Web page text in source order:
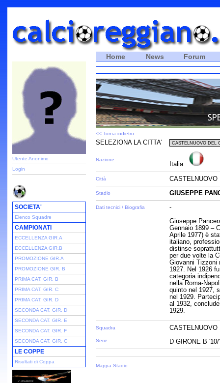
Utente Anonimo
Login
SOCIETA'
Elenco Squadre
CAMPIONATI
ECCELLENZA GIR.A
ECCELLENZA GIR.B
PROMOZIONE GIR.A
PROMOZIONE GIR. B
PRIMA CAT. GIR. B
PRIMA CAT. GIR. C
PRIMA CAT. GIR. D
SECONDA CAT. GIR. D
SECONDA CAT. GIR. E
SECONDA CAT. GIR. F
SECONDA CAT. GIR. C
LE COPPE
Risultati di Coppa
Home News Forum
<< Torna indietro
SELEZIONA LA CITTA'
Nazione
Italia
Città CASTELNUOVO
Stadio GIUSEPPE
Dati tecnici / Biografia
-
Giuseppe
Gennaio 1899 –
Aprile 1977) è
italiano,
distinse
per due volte la
Giovanni Tizzoni
1927. Nel 1926
categoria
nella Roma-
quinto nel 1927,
nel 1929.
al 1932,
1929.
Squadra
Serie
D GIRONE B '10/
Mappa Stadio